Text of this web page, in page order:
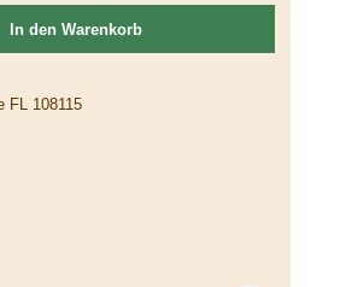
In den Warenkorb